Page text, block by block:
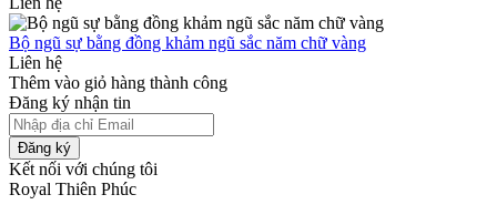
Bộ ngũ sự bằng đồng khảm ngũ sắc năm chữ vàng
Liên hệ
Thêm vào giỏ hàng thành công
Đăng ký nhận tin
Đăng ký
Kết nối với chúng tôi
Royal Thiên Phúc